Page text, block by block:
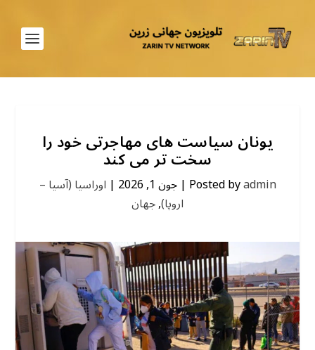
یونان سیاست های مهاجرتی خود را
سخت تر می کند
Posted byadmin
|جون 1, 2026 | اوراسیا (آسیا –
اروپا),جهان